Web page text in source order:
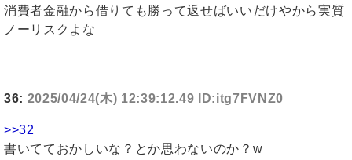
消費者金融から借りても勝って返せばいいだけやから実質
ノーリスクよな
36: 2025/04/24(木) 12:39:12.49 ID:itg7FVNZ0
>>32
書いてておかしいな？とか思わないのか？w